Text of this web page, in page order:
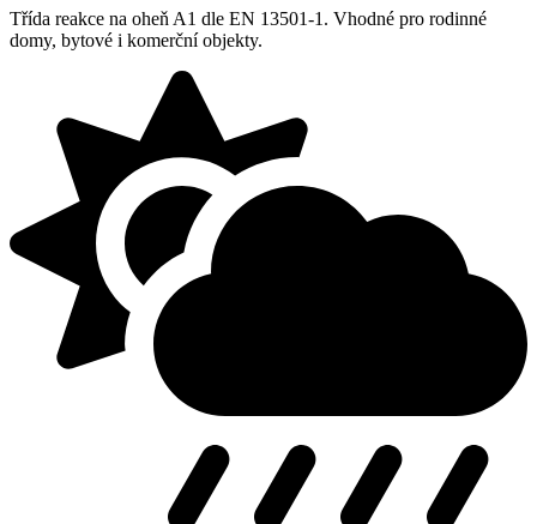
Třída reakce na oheň A1 dle EN 13501-1. Vhodné pro rodinné
domy, bytové i komerční objekty.